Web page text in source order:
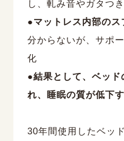
し、軋み音やガタつ
●マットレス内部のス
分からないが、サポ
化
●結果として、ベッ
れ、睡眠の質が低下
30年間使用したベッ